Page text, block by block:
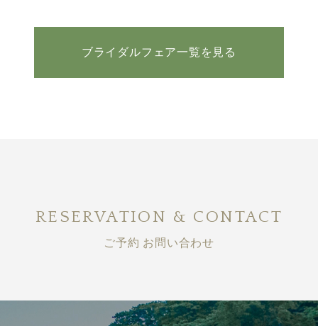
ブライダルフェア一覧を見る
RESERVATION & CONTACT
ご予約 お問い合わせ